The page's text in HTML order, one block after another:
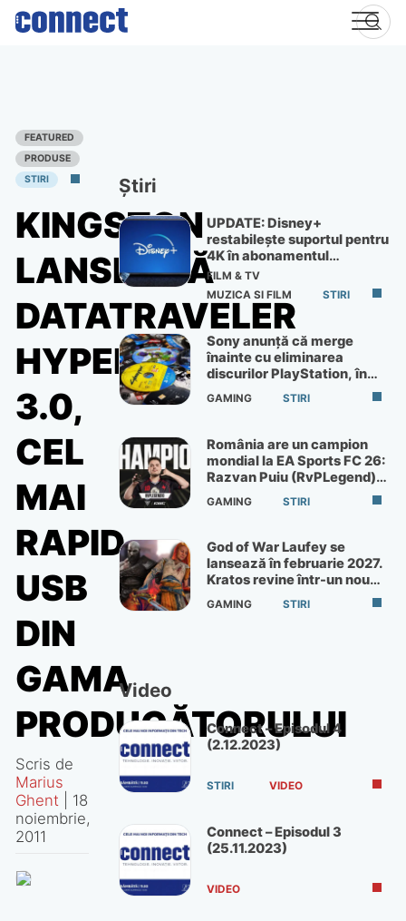
Skip
FEATURED
PRODUSE
STIRI
KINGSTON
LANSEAZĂ
DATATRAVELER
HYPERX
3.0,
CEL
MAI
RAPID
USB
DIN
GAMA
PRODUCĂTORULUI
Scris de
Marius
Ghent
18
noiembrie,
2011
Știri
UPDATE: Disney+
restabilește suportul pentru
4K în abonamentul
Premium
FILM & TV
MUZICA SI FILM
STIRI
Sony anunță că merge
înainte cu eliminarea
discurilor PlayStation, în
ciuda protestelor
GAMING STIRI
România are un campion
mondial la EA Sports FC 26:
Razvan Puiu (RvPLegend)
câștigă turneul de la Paris
GAMING STIRI
God of War Laufey se
lansează în februarie 2027.
Kratos revine într-un nou
God of War
GAMING STIRI
Video
Connect – Episodul 4
(2.12.2023)
STIRI VIDEO
Connect – Episodul 3
(25.11.2023)
VIDEO